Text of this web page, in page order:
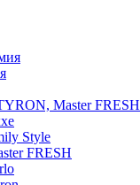
Master FRESH
Style
FRESH